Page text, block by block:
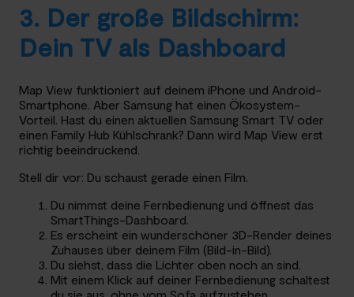
3. Der große Bildschirm:
Dein TV als Dashboard
Map View funktioniert auf deinem iPhone und Android-
Smartphone. Aber Samsung hat einen Ökosystem-
Vorteil. Hast du einen aktuellen Samsung Smart TV oder
einen Family Hub Kühlschrank? Dann wird Map View erst
richtig beeindruckend.
Stell dir vor: Du schaust gerade einen Film.
Du nimmst deine Fernbedienung und öffnest das
SmartThings-Dashboard.
Es erscheint ein wunderschöner 3D-Render deines
Zuhauses über deinem Film (Bild-in-Bild).
Du siehst, dass die Lichter oben noch an sind.
Mit einem Klick auf deiner Fernbedienung schaltest